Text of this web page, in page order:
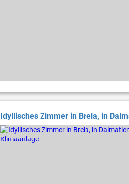
Idyllisches Zimmer in Brela, in